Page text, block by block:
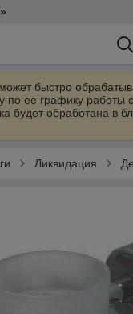
быстро
по ее графику работы
будет обработана в
Ликвидация